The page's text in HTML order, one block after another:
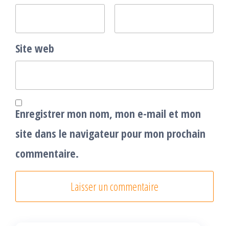
Site web
Enregistrer mon nom, mon e-mail et mon
site dans le navigateur pour mon prochain
commentaire.